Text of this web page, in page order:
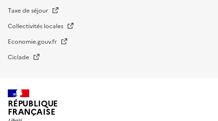
Taxe de séjour
Collectivités locales
Economie.gouv.fr
Ciclade
RÉPUBLIQUE
FRANÇAISE